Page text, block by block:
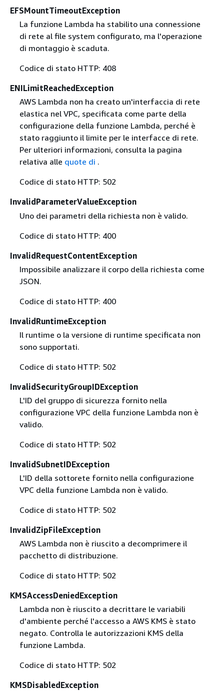
EFSMountTimeoutException
La funzione Lambda ha stabilito una connessione
di rete al file system configurato, ma l'operazione
di montaggio è scaduta.
Codice di stato HTTP: 408
ENILimitReachedException
AWS Lambda non ha creato un'interfaccia di rete
elastica nel VPC, specificata come parte della
configurazione della funzione Lambda, perché è
stato raggiunto il limite per le interfacce di rete.
Per ulteriori informazioni, consulta la pagina
relativa alle quote di .
Codice di stato HTTP: 502
InvalidParameterValueException
Uno dei parametri della richiesta non è valido.
Codice di stato HTTP: 400
InvalidRequestContentException
Impossibile analizzare il corpo della richiesta come
JSON.
Codice di stato HTTP: 400
InvalidRuntimeException
Il runtime o la versione di runtime specificata non
sono supportati.
Codice di stato HTTP: 502
InvalidSecurityGroupIDException
L'ID del gruppo di sicurezza fornito nella
configurazione VPC della funzione Lambda non è
valido.
Codice di stato HTTP: 502
InvalidSubnetIDException
L'ID della sottorete fornito nella configurazione
VPC della funzione Lambda non è valido.
Codice di stato HTTP: 502
InvalidZipFileException
AWS Lambda non è riuscito a decomprimere il
pacchetto di distribuzione.
Codice di stato HTTP: 502
KMSAccessDeniedException
Lambda non è riuscito a decrittare le variabili
d'ambiente perché l'accesso a AWS KMS è stato
negato. Controlla le autorizzazioni KMS della
funzione Lambda.
Codice di stato HTTP: 502
KMSDisabledException